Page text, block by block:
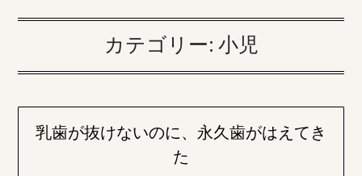
カテゴリー: 小児
乳歯が抜けないのに、永久歯がはえてき
た